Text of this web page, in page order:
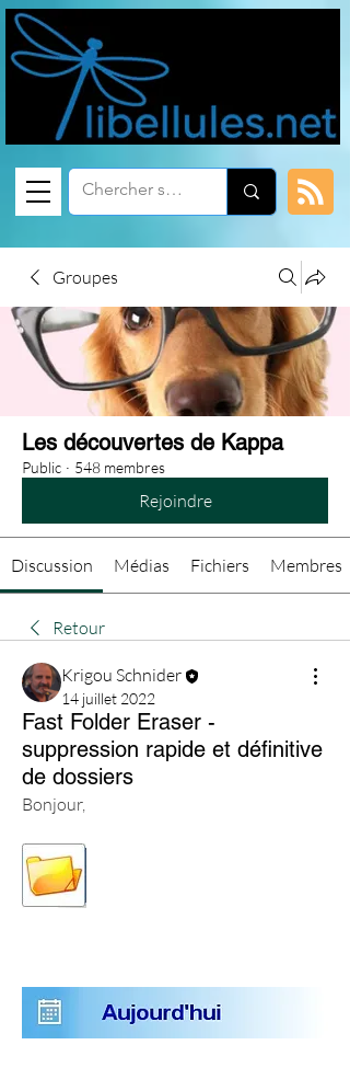
Groupes
Les découvertes de Kappa
Public · 548 membres
Rejoindre
Discussion Médias Fichiers Membres
Retour
Krigou Schnider
14 juillet 2022
Fast Folder Eraser -
suppression rapide et définitive
de dossiers
Bonjour,